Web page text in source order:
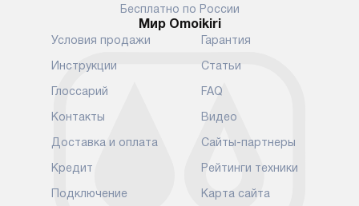
транспортной компании.
Уточняйте все условия доставки
у нашего менеджера при
оформлении заказа.
В установленный день наша
к вашей двери или до прихожей.
Если вам необходимо
переместить прибор к месту его
установки, пожалуйста,
Бесплатно по России
Мир Omoikiri
Условия продажи
Инструкции
Глоссарий
Контакты
Доставка и оплата
Кредит
Подключение
Гарантия
Статьи
FAQ
Видео
Сайты-партнеры
Рейтинги техники
Карта сайта